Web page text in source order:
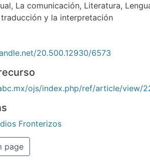
, La comunicación, Literatura,
traducción y la interpretación
20.500.12930/6573
ojs/index.php/ref/article/view/
Fronterizos
page